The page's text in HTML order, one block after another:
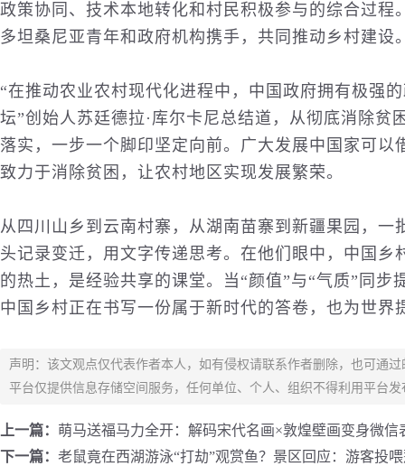
政策协同、技术本地转化和村民积极参与的综合过程
多坦桑尼亚青年和政府机构携手，共同推动乡村建设
“在推动农业农村现代化进程中，中国政府拥有极强
坛”创始人苏廷德拉·库尔卡尼总结道，从彻底消除贫
落实，一步一个脚印坚定向前。广大发展中国家可
致力于消除贫困，让农村地区实现发展繁荣。
从四川山乡到云南村寨，从湖南苗寨到新疆果园，
头记录变迁，用文字传递思考。在他们眼中，中国
的热土，是经验共享的课堂。当“颜值”与“气质”同步
中国乡村正在书写一份属于新时代的答卷，也为世界
声明：该文观点仅代表作者本人，如有侵权请联系作者删除，也可通
平台仅提供信息存储空间服务，任何单位、个人、组织不得利用平台
上一篇： 萌马送福马力全开：解码宋代名画×敦煌壁画变身微信
下一篇： 老鼠竟在西湖游泳“打劫”观赏鱼？景区回应：游客投